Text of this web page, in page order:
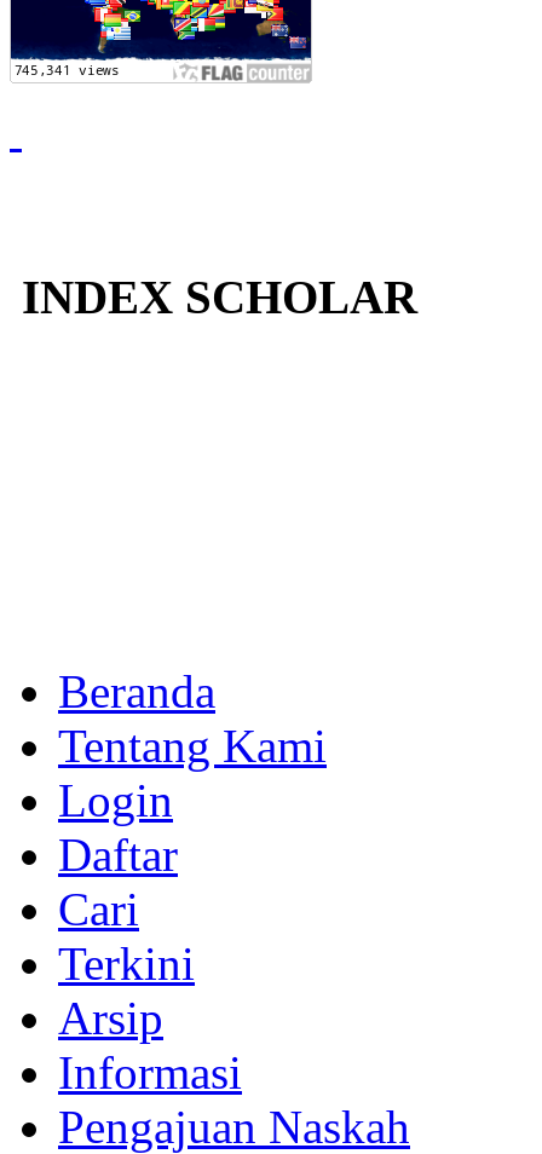
INDEX SCHOLAR
Beranda
Tentang Kami
Login
Daftar
Cari
Terkini
Arsip
Informasi
Pengajuan Naskah